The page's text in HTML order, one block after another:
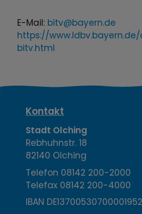
E-Mail: bitv@bayern.de
https://
bitv.html
K
o
n
t
a
Kontakt
Stadt Olching
Rebhuhnstr. 18
82140 Olching
Telefon 08142 200-2000
Telefax 08142 200-4000
IBAN